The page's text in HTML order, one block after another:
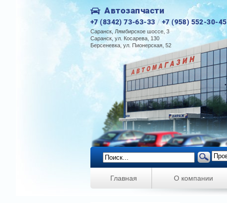
Автозапчасти
+7 (8342) 73-63-33 /+7 (958) 552-30-45
Саранск, Лямбирское шоссе, 3
Саранск, ул. Косарева, 130
Берсеневка, ул. Пионерская, 52
Главная О компании